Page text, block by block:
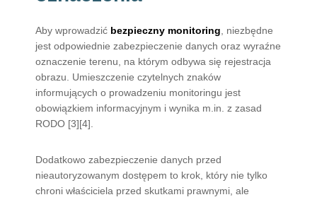
Aby wprowadzić bezpieczny monitoring , niezbędne
jest odpowiednie zabezpieczenie danych oraz wyraźne
oznaczenie terenu, na którym odbywa się rejestracja
obrazu. Umieszczenie czytelnych znaków
informujących o prowadzeniu monitoringu jest
obowiązkiem informacyjnym i wynika m.in. z zasad
RODO [3][4].
Dodatkowo zabezpieczenie danych przed
nieautoryzowanym dostępem to krok, który nie tylko
chroni właściciela przed skutkami prawnymi, ale